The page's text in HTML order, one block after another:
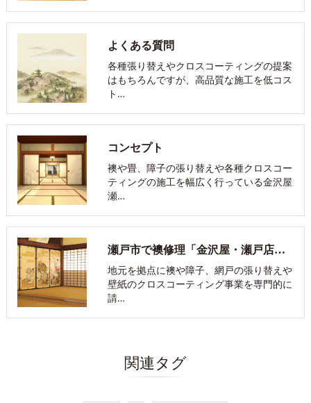
よくある質問
各種張り替えやクロスコーティングの提案
はもちろんですが、高品質な施工を低コス
ト…
コンセプト
襖や畳、障子の張り替えや各種クロスコー
ティングの施工を幅広く行っている金沢屋
瀬…
瀬戸市で襖修理「金沢屋・瀬戸店」について
地元を拠点に襖や障子、網戸の張り替えや
壁紙のクロスコーティング事業を専門的に
請…
関連タグ